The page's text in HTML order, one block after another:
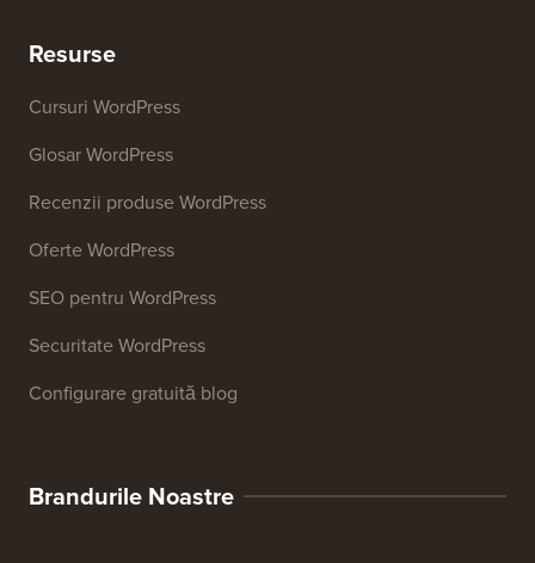
Analizor SEO pentru site-uri web
Generator de semnături de email
Peste 27 de instrumente gratuite pentru afaceri
Resurse
Cursuri WordPress
Glosar WordPress
Recenzii produse WordPress
SEO pentru WordPress